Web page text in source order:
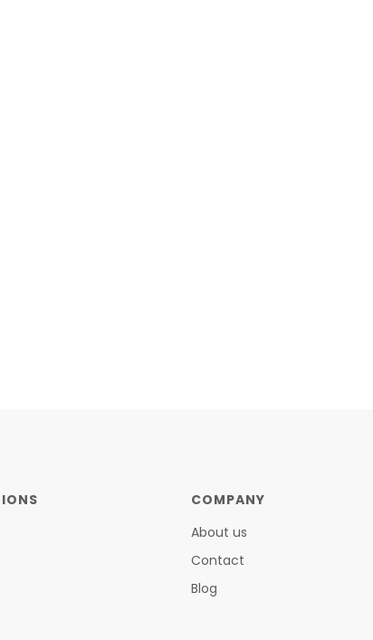
COMPANY
About us
Contact
Blog